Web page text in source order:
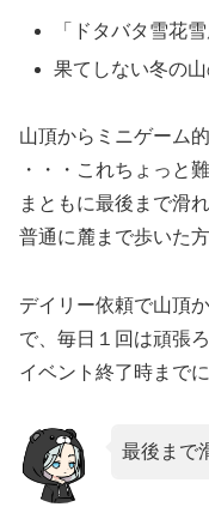
「ドタバタ雪花
果てしない冬の
山頂からミニゲーム
・・・これちょっと
まともに最後まで滑れ
普通に麓まで歩いた
デイリー依頼で山頂
で、毎日１回は頑張
イベント終了時まで
最後まで